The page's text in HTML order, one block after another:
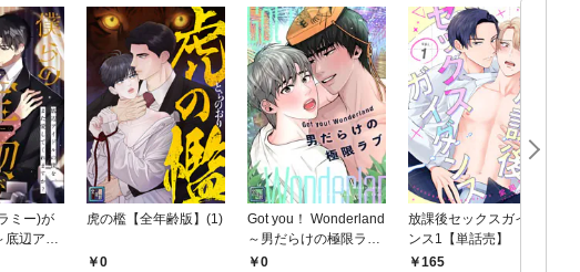
ミー)が
辺アイ
た愛し
虎の檻【全年齢版】(1)
0
Got you！ Wonderland
～男だらけの極限ラブ
～【全年齢版】(1)
0
放課後セックスガイダ
ンス1【単話売】
165